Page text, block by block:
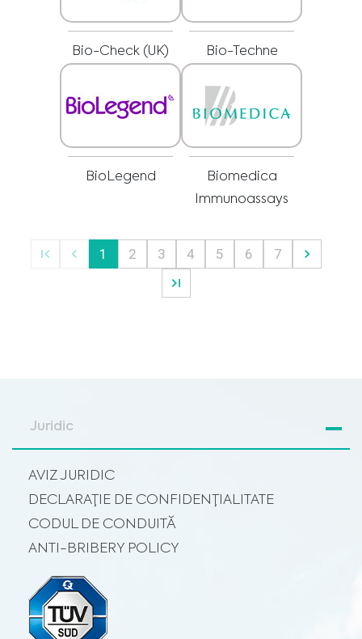
Bio-Check (UK) Bio-Techne
BioLegend
Biomedica
Immunoassays
1 2 3 4 5 6 7
Juridic
AVIZ JURIDIC
DECLARAȚIE DE CONFIDENȚIALITATE
CODUL DE CONDUITĂ
ANTI-BRIBERY POLICY